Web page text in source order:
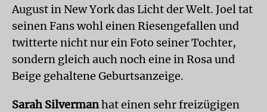
August in New York das Licht der Welt. Joel tat
seinen Fans wohl einen Riesengefallen und
twitterte nicht nur ein Foto seiner Tochter,
sondern gleich auch noch eine in Rosa und
Beige gehaltene Geburtsanzeige.
Sarah Silvermanhat einen sehr freizügigen